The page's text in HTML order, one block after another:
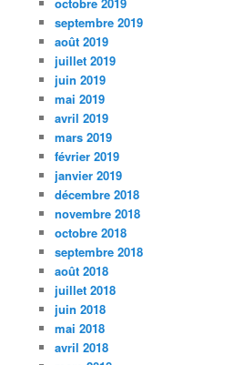
septembre 2019
août 2019
juillet 2019
juin 2019
mai 2019
avril 2019
mars 2019
février 2019
janvier 2019
décembre 2018
novembre 2018
octobre 2018
septembre 2018
août 2018
juillet 2018
juin 2018
mai 2018
avril 2018